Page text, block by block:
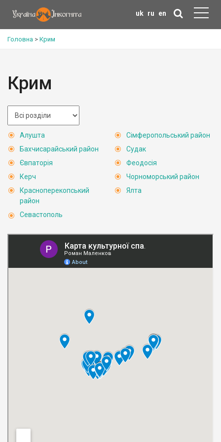
uk ru en
Головна > Крим
Крим
Алушта
Бахчисарайський район
Євпаторія
Керч
Красноперекопський
район
Севастополь
Сімферопольський район
Судак
Феодосія
Чорноморський район
Ялта